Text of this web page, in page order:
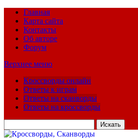
Главная
Карта сайта
Контакты
Об авторе
Форум
Верхнее меню
Кроссворды онлайн
Ответы к играм
Ответы на сканворды
Ответы на кроссворды
для: